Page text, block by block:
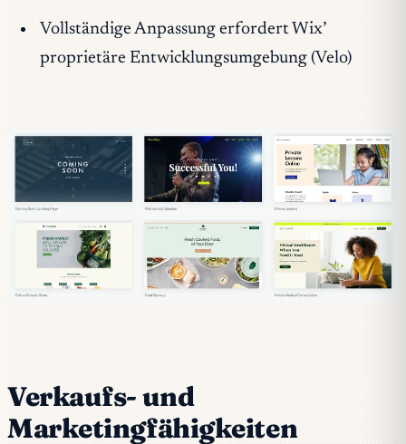
Vollständige Anpassung erfordert Wix’
proprietäre Entwicklungsumgebung (Velo)
Verkaufs- und
Marketingfähigkeiten